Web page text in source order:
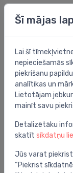
Smērvielas
šķidrā
Šī mājas
Lai šī
nepieciešamās
piekrišanu
analītikas un
Lietotājam
mainīt savu
Detalizētāku
skatīt sīkdatņu
Jūs varat
“Piekrist